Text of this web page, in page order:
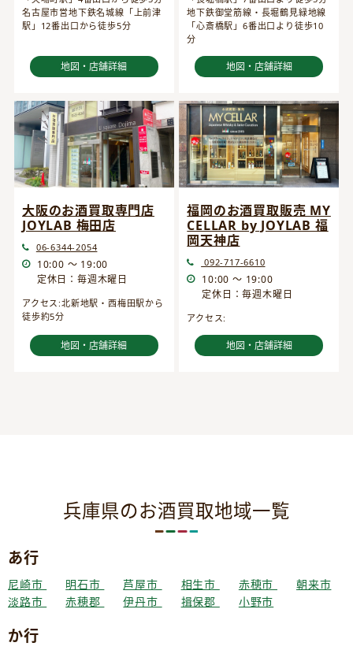
名古屋市営地下鉄名城線「上前津
駅」12番出口から徒歩5分
地図・店舗詳細
地下鉄御堂筋線・長堀鶴見緑地線
「心斎橋駅」6番出口より徒歩10
分
地図・店舗詳細
大阪のお酒買取専門店
JOYLAB 梅田店
06-6344-2054
10:00 ～ 19:00
定休日：毎週木曜日
アクセス:北新地駅・西梅田駅から
徒歩約5分
地図・店舗詳細
福岡のお酒買取販売 MY
CELLAR by JOYLAB 福
岡天神店
092-717-6610
10:00 ～ 19:00
定休日：毎週木曜日
アクセス:
地図・店舗詳細
兵庫県のお酒買取地域一覧
あ行
尼崎市 明石市 芦屋市 相生市 赤穂市
朝来市
淡路市
赤穂郡 伊丹市 揖保郡 小野市
か行